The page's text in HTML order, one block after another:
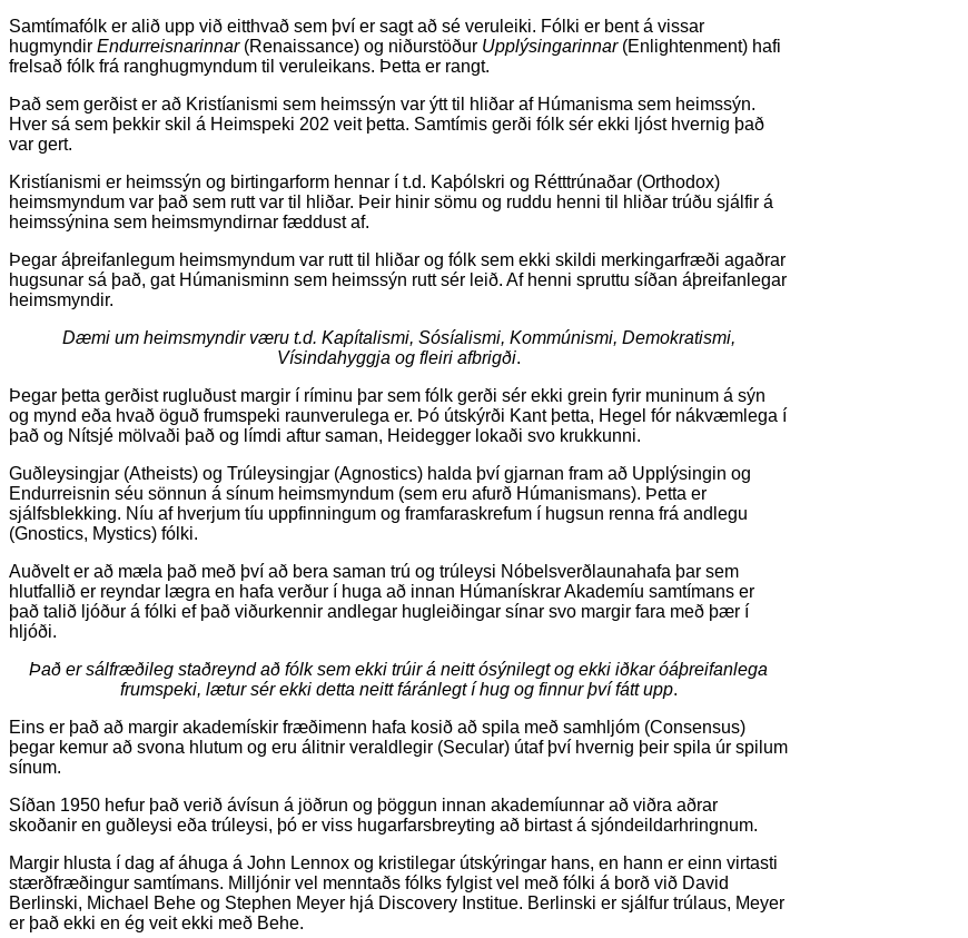
Samtímafólk er alið upp við eitthvað sem því er sagt að sé veruleiki. Fólki er bent á vissar
hugmyndir Endurreisnarinnar(Renaissance) og niðurstöður Upplýsingarinnar(Enlightenment) hafi
frelsað fólk frá ranghugmyndum til veruleikans. Þetta er rangt.
Það sem gerðist er að Kristíanismi sem heimssýn var ýtt til hliðar af Húmanisma sem heimssýn.
Hver sá sem þekkir skil á Heimspeki 202 veit þetta. Samtímis gerði fólk sér ekki ljóst hvernig það
var gert.
Kristíanismi er heimssýn og birtingarform hennar í t.d. Kaþólskri og Rétttrúnaðar (Orthodox)
heimsmyndum var það sem rutt var til hliðar. Þeir hinir sömu og ruddu henni til hliðar trúðu sjálfir á
heimssýnina sem heimsmyndirnar fæddust af.
Þegar áþreifanlegum heimsmyndum var rutt til hliðar og fólk sem ekki skildi merkingarfræði agaðrar
hugsunar sá það, gat Húmanisminn sem heimssýn rutt sér leið. Af henni spruttu síðan áþreifanlegar
heimsmyndir.
Dæmi um heimsmyndir væru t.d. Kapítalismi, Sósíalismi, Kommúnismi, Demokratismi,
Vísindahyggja og fleiri afbrigði.
Þegar þetta gerðist rugluðust margir í ríminu þar sem fólk gerði sér ekki grein fyrir muninum á sýn
og mynd eða hvað öguð frumspeki raunverulega er. Þó útskýrði Kant þetta, Hegel fór nákvæmlega í
það og Nítsjé mölvaði það og límdi aftur saman, Heidegger lokaði svo krukkunni.
Guðleysingjar (Atheists) og Trúleysingjar (Agnostics) halda því gjarnan fram að Upplýsingin og
Endurreisnin séu sönnun á sínum heimsmyndum (sem eru afurð Húmanismans). Þetta er
sjálfsblekking. Níu af hverjum tíu uppfinningum og framfaraskrefum í hugsun renna frá andlegu
(Gnostics, Mystics) fólki.
Auðvelt er að mæla það með því að bera saman trú og trúleysi Nóbelsverðlaunahafa þar sem
hlutfallið er reyndar lægra en hafa verður í huga að innan Húmanískrar Akademíu samtímans er
það talið ljóður á fólki ef það viðurkennir andlegar hugleiðingar sínar svo margir fara með þær í
hljóði.
Það er sálfræðileg staðreynd að fólk sem ekki trúir á neitt ósýnilegt og ekki iðkar óáþreifanlega
frumspeki, lætur sér ekki detta neitt fáránlegt í hug og finnur því fátt upp.
Eins er það að margir akademískir fræðimenn hafa kosið að spila með samhljóm (Consensus)
þegar kemur að svona hlutum og eru álitnir veraldlegir (Secular) útaf því hvernig þeir spila úr spilum
sínum.
Síðan 1950 hefur það verið ávísun á jöðrun og þöggun innan akademíunnar að viðra aðrar
skoðanir en guðleysi eða trúleysi, þó er viss hugarfarsbreyting að birtast á sjóndeildarhringnum.
Margir hlusta í dag af áhuga á John Lennox og kristilegar útskýringar hans, en hann er einn virtasti
stærðfræðingur samtímans. Milljónir vel menntaðs fólks fylgist vel með fólki á borð við David
Berlinski, Michael Behe og Stephen Meyer hjá Discovery Institue. Berlinski er sjálfur trúlaus, Meyer
er það ekki en ég veit ekki með Behe.